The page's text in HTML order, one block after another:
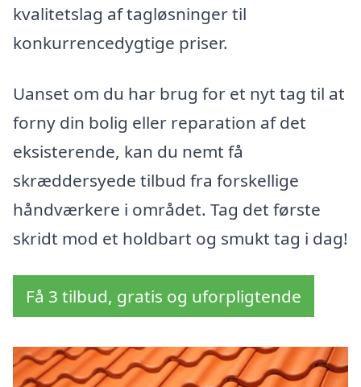
kvalitetslag af tagløsninger til
konkurrencedygtige priser.
Uanset om du har brug for et nyt tag til at
forny din bolig eller reparation af det
eksisterende, kan du nemt få
skræddersyede tilbud fra forskellige
håndværkere i området. Tag det første
skridt mod et holdbart og smukt tag i dag!
Få 3 tilbud, gratis og uforpligtende